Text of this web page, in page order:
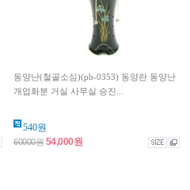
동양난(철골소심)(pb-0353) 동양란 동양난
개업화분 거실 사무실 승진...
540원
60000원 54,000원